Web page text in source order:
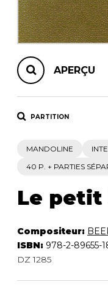
APERÇU
PARTITION
MANDOLINE
40 P. + PARTIES
Le petit
Compositeur:
ISBN: 978-2-89655-
DZ 1285